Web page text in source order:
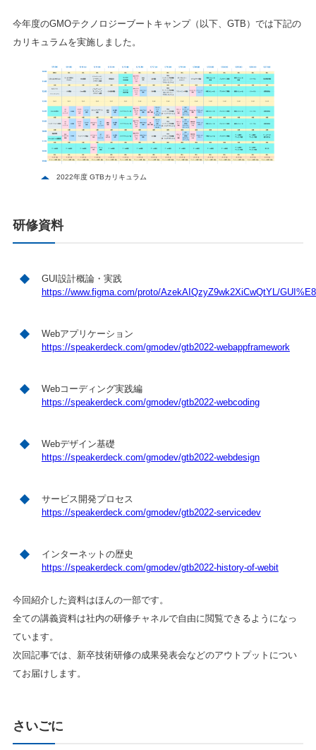
今年度のGMOテクノロジーブートキャンプ（以下、GTB）では下記の
カリキュラムを実施しました。
2022年度 GTBカリキュラム
研修資料
GUI設計概論・実践
https://www.figma.com/proto/AzekAIQzyZ9wk2XiCwQtYL/
Webアプリケーション
https://speakerdeck.com/gmodev/gtb2022-webappframework
Webコーディング実践編
https://speakerdeck.com/gmodev/gtb2022-webcoding
Webデザイン基礎
https://speakerdeck.com/gmodev/gtb2022-webdesign
サービス開発プロセス
https://speakerdeck.com/gmodev/gtb2022-servicedev
インターネットの歴史
https://speakerdeck.com/gmodev/gtb2022-history-of-webit
今回紹介した資料はほんの一部です。
全ての講義資料は社内の研修チャネルで自由に閲覧できるようになっ
ています。
次回記事では、新卒技術研修の成果発表会などのアウトプットについ
てお届けします。
さいごに